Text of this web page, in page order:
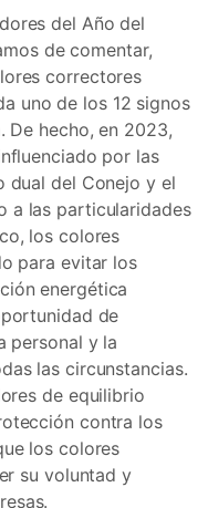
del Año del
de comentar,
correctores
uno de los 12 signos
De hecho, en 2023,
por las
dual del Conejo y el
a las particularidades
los colores
para evitar los
energética
de
personal y la
las circunstancias.
de equilibrio
contra los
los colores
su voluntad y